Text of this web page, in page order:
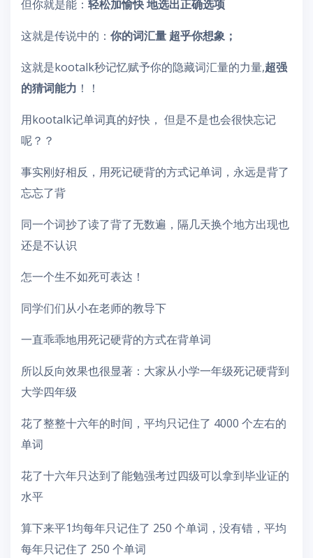
但你就是能： 轻松加愉快 地选出正确选项
这就是传说中的： 你的词汇量 超乎你想象；
这就是kootalk秒记忆赋予你的隐藏词汇量的力量,超强
的猜词能力 ！！
用kootalk记单词真的好快， 但是不是也会很快忘记
呢？？
事实刚好相反，用死记硬背的方式记单词，永远是背了
忘忘了背
同一个词抄了读了背了无数遍，隔几天换个地方出现也
还是不认识
怎一个生不如死可表达！
同学们们从小在老师的教导下
一直乖乖地用死记硬背的方式在背单词
所以反向效果也很显著：大家从小学一年级死记硬背到
大学四年级
花了整整十六年的时间，平均只记住了 4000 个左右的
单词
花了十六年只达到了能勉强考过四级可以拿到毕业证的
水平
算下来平1均每年只记住了 250 个单词，没有错，平均
每年只记住了 250 个单词